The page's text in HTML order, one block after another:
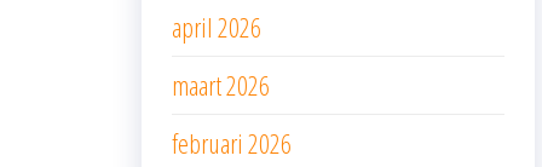
april 2026
maart 2026
februari 2026